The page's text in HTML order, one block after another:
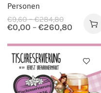
Personen
€9,60 –€284,80
€0,00 – €260,80